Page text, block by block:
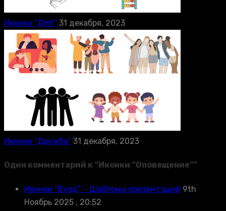
Иконки “ДНК” 31 декабря, 2023
Иконки “Дружба” 31 декабря, 2023
Один комментарий к “ Иконки “Оповещение””
Иконки "Вход" − Шаблоны презентаций 9th
Ноябрь 2025 , 20:52